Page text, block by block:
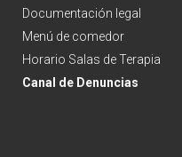
Documentación legal
Menú de comedor
Horario Salas de Terapia
Canal de Denuncias